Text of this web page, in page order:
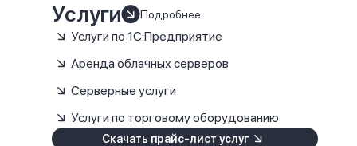
Услуги Подробнее
Услуги по 1С:Предприятие
Аренда облачных серверов
Серверные услуги
Услуги по торговому оборудованию
Скачать прайс-лист услуг